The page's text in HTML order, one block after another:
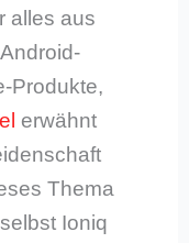
alles aus
Produkte,
erwähnt
Thema
Ioniq